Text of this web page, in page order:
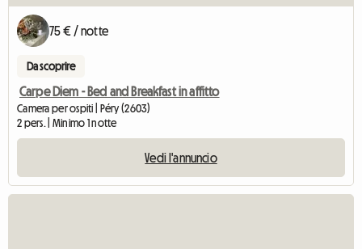
75 € / notte
Da scoprire
Carpe Diem - Bed and Breakfast in affitto
Camera per ospiti | Péry (2603)
2 pers. | Minimo 1 notte
Vedi l'annuncio